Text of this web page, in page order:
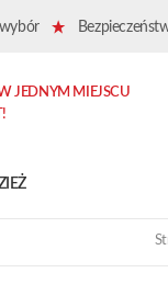
JEDNYM MIEJSCU